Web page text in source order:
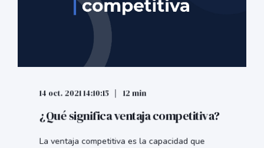
14 oct. 2021 14:10:15 12 min
¿Qué significa ventaja competitiva?
La ventaja competitiva es la capacidad que